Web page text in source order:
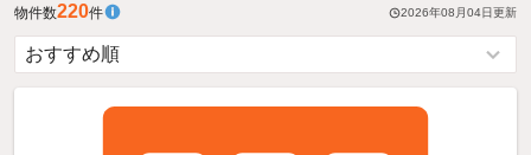
物件数220件 2026年08月04日更新